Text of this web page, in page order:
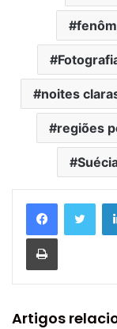
noites
regiões
Artigos